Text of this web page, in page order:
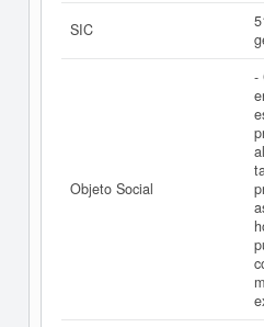
INVERSION Y MEDIACION
acceder inmediatamente a
INVERSION Y MEDIACION
los resultados de sus años
balances y cuentas de
La última actualización del
realizado el
SIC
Objeto Social
-